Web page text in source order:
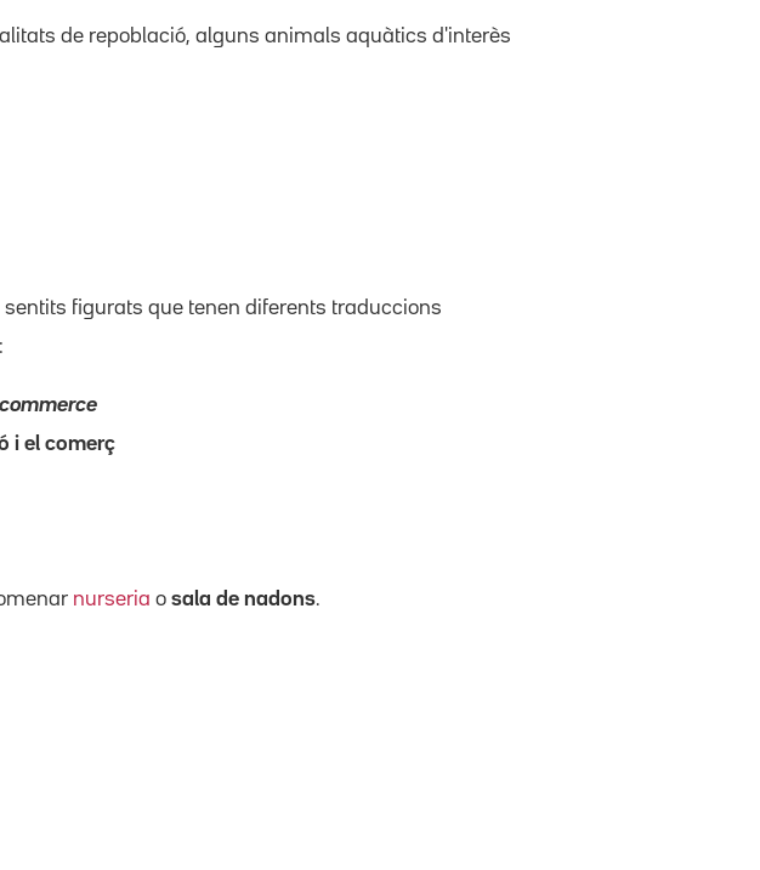
de repoblació, alguns animals aquàtics d'interès
sentits figurats que tenen diferents traduccions
i el comerç
nurseria o sala de nadons.